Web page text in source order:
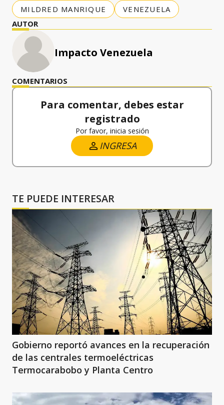
MILDRED MANRIQUE
VENEZUELA
AUTOR
Impacto Venezuela
COMENTARIOS
Para comentar, debes estar
registrado
Por favor, inicia sesión
INGRESA
TE PUEDE INTERESAR
Gobierno reportó avances en la recuperación
de las centrales termoeléctricas
Termocarabobo y Planta Centro